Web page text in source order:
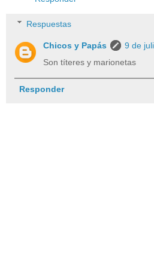
Respuestas
Chicos y Papás
9 de
Son títeres y marionetas
Responder